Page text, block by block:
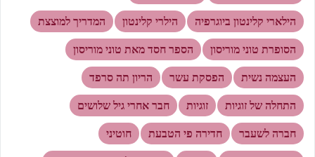
הילארי קלינטון ביוגרפיה הילרי קלינטון המדריך למוצצת
הסופרת טוני מוריסון הספר חסד מאת טוני מוריסון
העצמה נשית הפסקת עשר הריון תה סרפד
התחלה של זוגיות זוגיות חבר אחרי גיל שלושים
חברה לשעבר חדירה פי הטבעת חוטיני